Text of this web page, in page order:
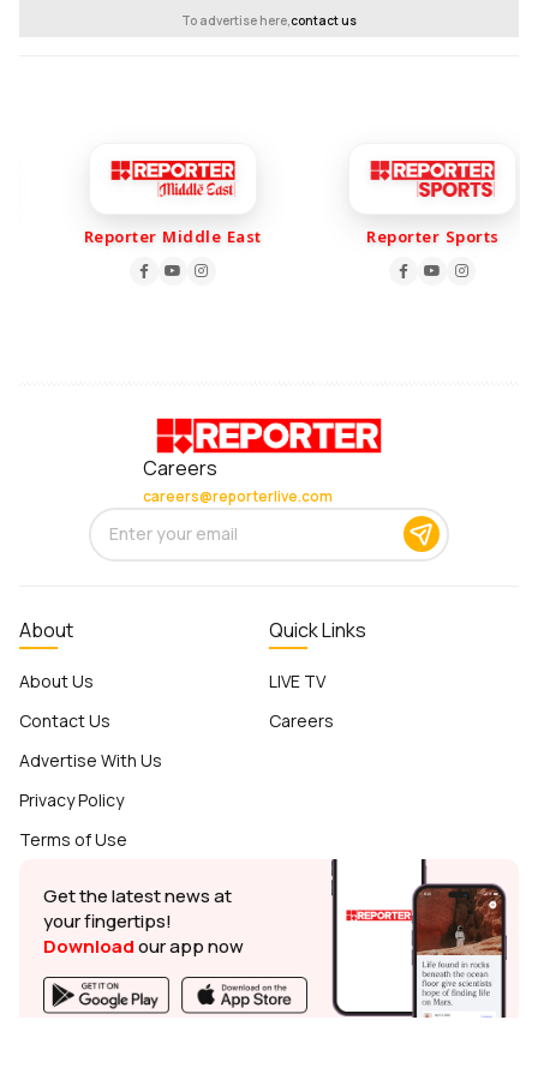
To advertise here,contact us
Reporter Middle East Reporter Sports
Careers
careers@reporterlive.com
About
About Us
Contact Us
Advertise With Us
Privacy Policy
Terms of Use
Quick Links
LIVE TV
Careers
Get the latest news at
your fingertips!
Downloadour app now